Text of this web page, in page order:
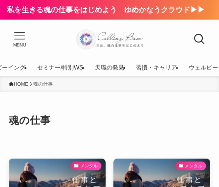
私を生きる魂の仕事をはじめよう ゆめかなうクラウド▶▶
MENU
ーイング セミナー/特別WS 天職の発見 習慣・キャリア ウェルビ
HOME 魂の仕事
魂の仕事
メンタル メンタル